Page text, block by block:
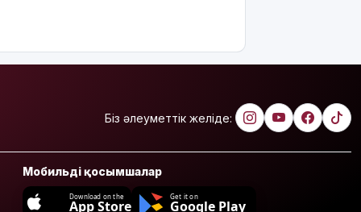
Біз әлеуметтік желіде:
Мобильді қосымшалар
Download on the
App Store
Get it on
Google Play